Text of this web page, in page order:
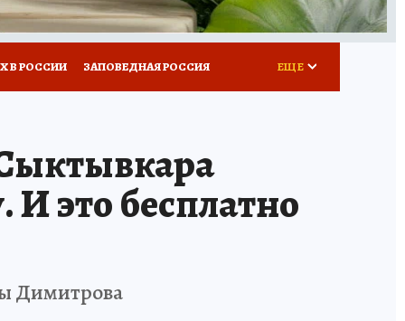
В РОССИИ ЗАПОВЕДНАЯ РОССИЯ ЕЩЕ
это бесплатно
Димитрова